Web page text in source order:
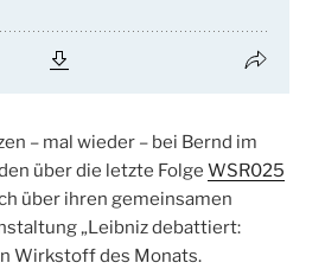
– mal wieder – bei Bernd im
über die letzte Folge WSR025
über ihren gemeinsamen
„Leibniz debattiert:
Wirkstoff des Monats.